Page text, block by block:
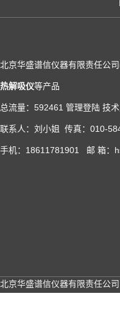
北京华盛谱信仪器有限责任公
热解吸仪等产品
总流量：592461 管理登陆 技术
联系人：刘小姐 传真：010-
手机：18611781901 邮 箱：
北京华盛谱信仪器有限责任公司